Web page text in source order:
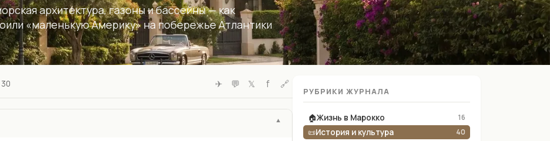
архитектура, газоны и бассейны — как
«маленькую Америку» на побережье Атлантики
✈ 💬 𝕏 f 🔗
РУБРИКИ ЖУРНАЛА
🏠Жизнь в Марокко 16
📜История и культура 40